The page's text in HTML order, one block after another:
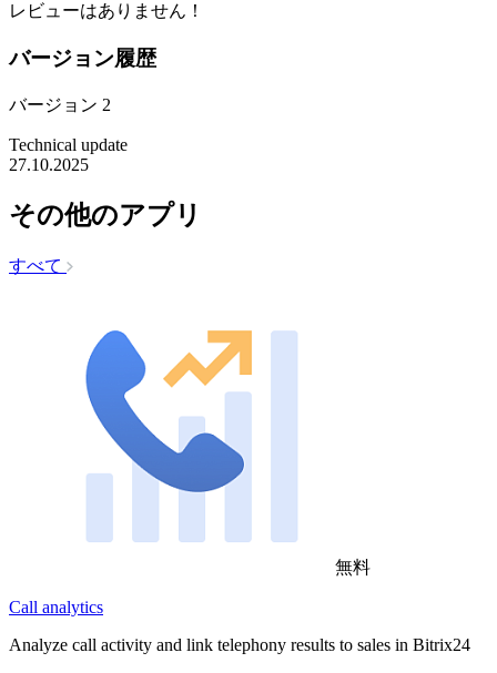
レビューはありません！
バージョン履歴
バージョン 2
Technical update
27.10.2025
その他のアプリ
すべて
無料
Call analytics
Analyze call activity and link telephony results to sales in Bitrix24